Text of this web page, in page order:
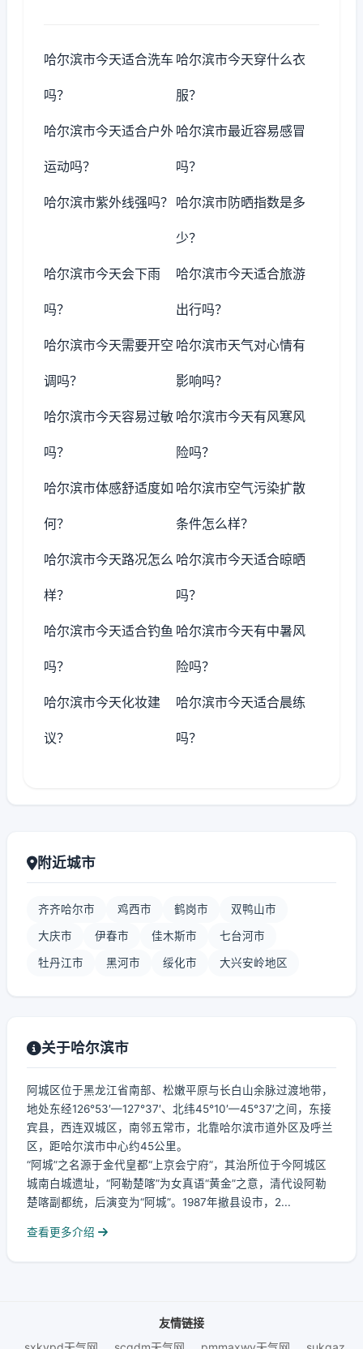
哈尔滨市今天适合洗车
吗？
哈尔滨市今天穿什么衣
服？
哈尔滨市今天适合户外
运动吗？
哈尔滨市最近容易感冒
吗？
哈尔滨市紫外线强吗？ 哈尔滨市防晒指数是多
少？
哈尔滨市今天会下雨
吗？
哈尔滨市今天适合旅游
出行吗？
哈尔滨市今天需要开空
调吗？
哈尔滨市天气对心情有
影响吗？
哈尔滨市今天容易过敏
吗？
哈尔滨市今天有风寒风
险吗？
哈尔滨市体感舒适度如
何？
哈尔滨市空气污染扩散
条件怎么样？
哈尔滨市今天路况怎么
样？
哈尔滨市今天适合晾晒
吗？
哈尔滨市今天适合钓鱼
吗？
哈尔滨市今天有中暑风
险吗？
哈尔滨市今天化妆建
议？
哈尔滨市今天适合晨练
吗？
附近城市
齐齐哈尔市 鸡西市 鹤岗市 双鸭山市
大庆市 伊春市 佳木斯市 七台河市
牡丹江市 黑河市 绥化市 大兴安岭地区
关于哈尔滨市
阿城区位于黑龙江省南部、松嫩平原与长白山余脉过渡地带，
地处东经126°53′—127°37′、北纬45°10′—45°37′之间，东接
宾县，西连双城区，南邻五常市，北靠哈尔滨市道外区及呼兰
区，距哈尔滨市中心约45公里。
“阿城”之名源于金代皇都“上京会宁府”，其治所位于今阿城区
城南白城遗址，“阿勒楚喀”为女真语“黄金”之意，清代设阿勒
楚喀副都统，后演变为“阿城”。1987年撤县设市，2...
查看更多介绍
友情链接